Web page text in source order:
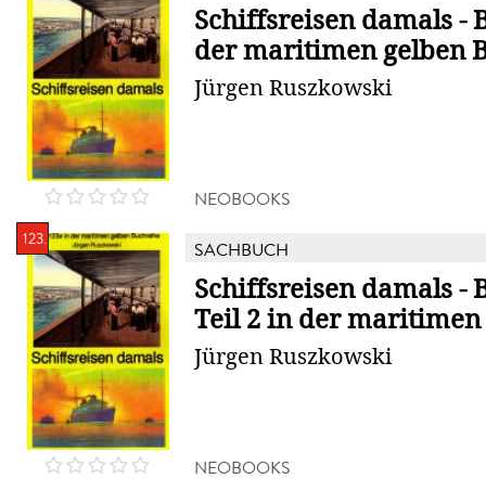
Schiffsreisen damals -
der maritimen gelben
Jürgen Ruszkowski
NEOBOOKS
123. SACHBUCH
Schiffsreisen damals -
Teil 2 in der maritimen
Jürgen Ruszkowski
NEOBOOKS